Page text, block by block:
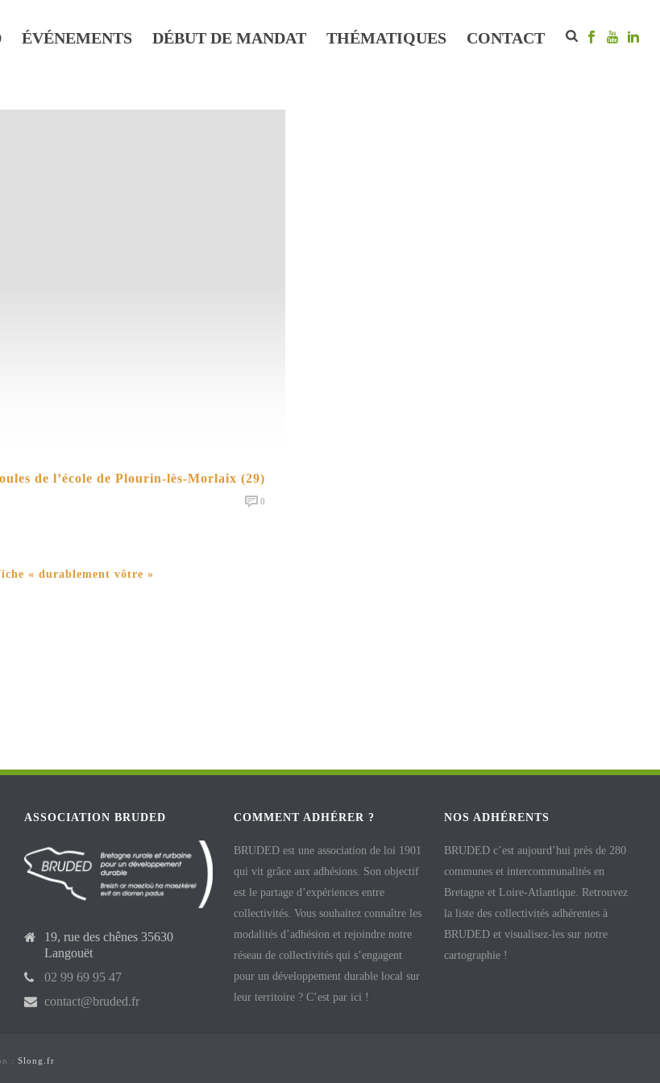
ÉVÉNEMENTS DÉBUT DE MANDAT THÉMATIQUES CONTACT
de l’école de Plourin-lès-Morlaix (29)
0
« durablement vôtre »
ASSOCIATION BRUDED
19, rue des chênes 35630
Langouët
02 99 69 95 47
contact@bruded.fr
COMMENT ADHÉRER ?
BRUDED est une association de loi 1901
qui vit grâce aux adhésions. Son objectif
est le partage d’expériences entre
collectivités. Vous souhaitez connaître les
modalités d’adhésion et rejoindre notre
réseau de collectivités qui s’engagent
pour un développement durable local sur
leur territoire ? C’est par ici !
NOS ADHÉRENTS
BRUDED c’est aujourd’hui près de 280
communes et intercommunalités en
Bretagne et Loire-Atlantique. Retrouvez
la liste des collectivités adhérentes à
BRUDED et visualisez-les sur notre
cartographie !
: Slong.fr